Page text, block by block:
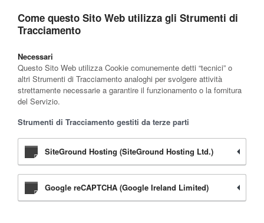
Come questo Sito Web utilizza gli Strumenti di
Tracciamento
Necessari
Questo Sito Web utilizza Cookie comunemente detti “tecnici” o
altri Strumenti di Tracciamento analoghi per svolgere attività
strettamente necessarie a garantire il funzionamento o la fornitura
del Servizio.
Strumenti di Tracciamento gestiti da terze parti
SiteGround Hosting (SiteGround Hosting Ltd.)
Google reCAPTCHA (Google Ireland Limited)